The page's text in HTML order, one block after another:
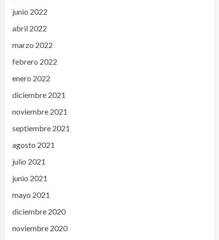
junio 2022
abril 2022
marzo 2022
febrero 2022
enero 2022
diciembre 2021
noviembre 2021
septiembre 2021
agosto 2021
julio 2021
junio 2021
mayo 2021
diciembre 2020
noviembre 2020